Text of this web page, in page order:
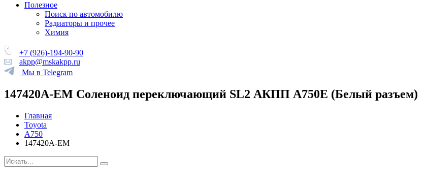
Полезное
Поиск по автомобилю
Радиаторы и прочее
Химия
+7 (926)-194-90-90
akpp@mskakpp.ru
Мы в Telegram
147420A-EM Соленоид переключающий SL2 АКПП A750E (Белый разъем)
Главная
Toyota
A750
147420A-EM